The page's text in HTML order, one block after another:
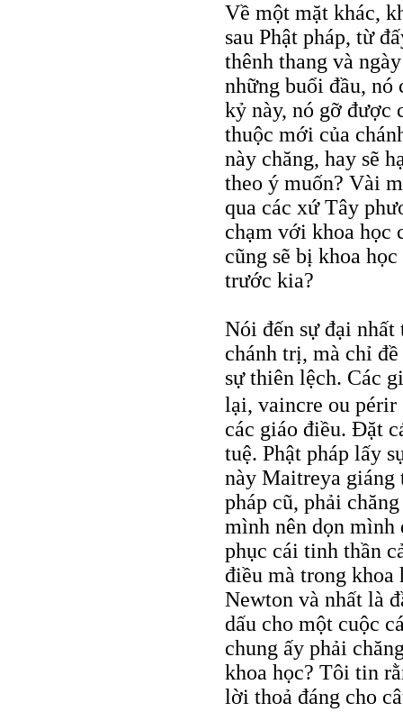
Về một mặt khác,
sau Phật pháp, từ
thênh thang và
những buổi đầu,
kỷ này, nó gỡ được
thuộc mới của
này chăng, hay sẽ
theo ý muốn? Vài
qua các xứ Tây
chạm với khoa học
cũng sẽ bị khoa
trước kia?
Nói đến sự đại
chánh trị, mà chỉ
sự thiên lệch. Các
lại, vaincre ou périr
các giáo điều. Đặt
tuệ. Phật pháp lấy
này Maitreya
pháp cũ, phải
mình nên dọn
phục cái tinh thần
điều mà trong
Newton và nhất là
dấu cho một cuộc
chung ấy phải
khoa học? Tôi tin
lời thoả đáng cho